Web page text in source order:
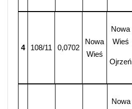
4 108/11 0,0702
Nowa
Wieś
Nowa
Wieś
Ojrzeń
Nowa